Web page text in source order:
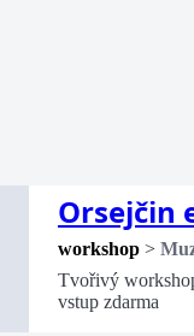
Orsejčin
workshop >
Tvořivý
vstup zdarma